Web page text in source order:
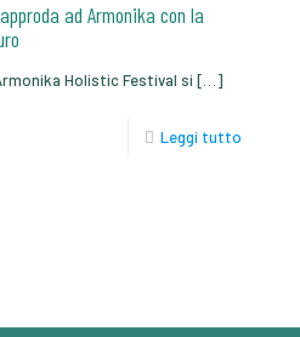
ad Armonika con la
Holistic Festival si […]
Leggi tutto